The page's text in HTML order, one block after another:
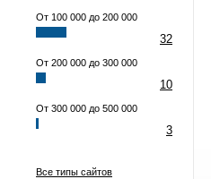
От 100 000 до 200 000
32
От 200 000 до 300 000
10
От 300 000 до 500 000
3
Все типы сайтов